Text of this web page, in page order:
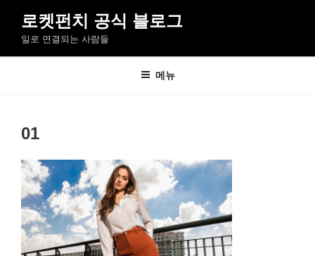
로
로켓펀치 공식 블로그
일로 연결되는 사람들
메뉴
01